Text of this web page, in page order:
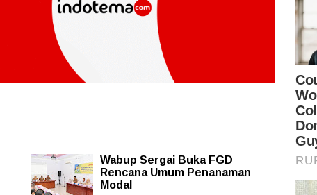
Wabup Sergai Buka FGD
Rencana Umum Penanaman
Modal